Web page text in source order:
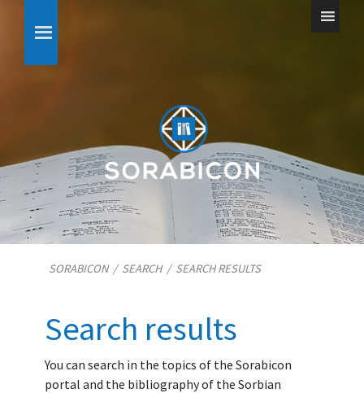
SORABICON/ SEARCH/ SEARCH RESULTS
Search results
You can search in the topics of the Sorabicon
portal and the bibliography of the Sorbian